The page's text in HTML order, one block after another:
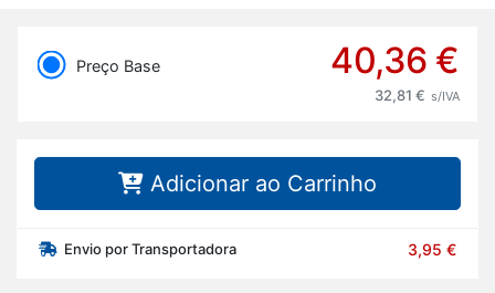
Preço Base 40,36 €
32,81 € s/IVA
Adicionar ao Carrinho
Envio por Transportadora 3,95 €